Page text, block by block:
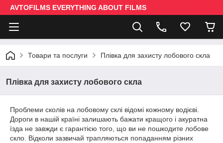
AVTOFILMS EVERYTHING ABOUT FILMS
Товари та послуги Плівка для захисту лобового скла
Плівка для захисту лобового скла
Проблеми сколів на лобовому склі відомі кожному водієві.
Дороги в нашій країні залишають бажати кращого і акуратна
їзда не завжди є гарантією того, що ви не пошкодите лобове
скло. Відколи зазвичай трапляються попаданням різних